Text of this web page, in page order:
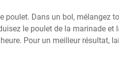
poulet. Dans un bol, mélangez
le poulet de la marinade et
Pour un meilleur résultat,